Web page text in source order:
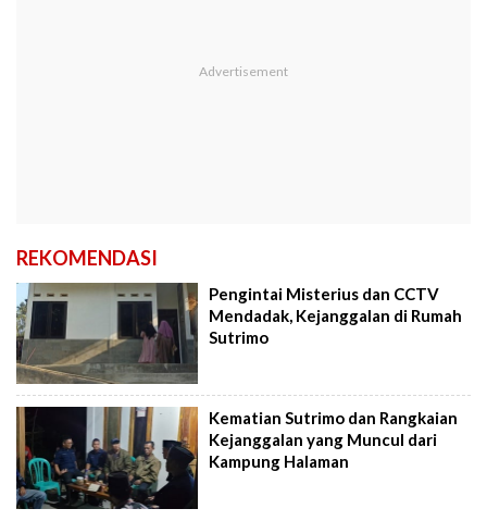
REKOMENDASI
Pengintai Misterius dan CCTV
Mendadak, Kejanggalan di Rumah
Sutrimo
Kematian Sutrimo dan Rangkaian
Kejanggalan yang Muncul dari
Kampung Halaman